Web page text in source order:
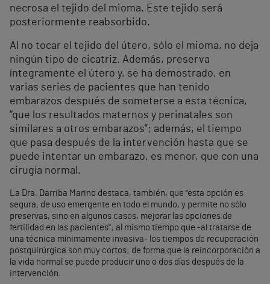
necrosa el tejido del mioma. Este tejido será
posteriormente reabsorbido.
Al no tocar el tejido del útero, sólo el mioma, no deja
ningún tipo de cicatriz. Además, preserva
íntegramente el útero y, se ha demostrado, en
varias series de pacientes que han tenido
embarazos después de someterse a esta técnica,
“que los resultados maternos y perinatales son
similares a otros embarazos”; además, el tiempo
que pasa después de la intervención hasta que se
puede intentar un embarazo, es menor, que con una
cirugía normal.
La Dra. Darriba Marino destaca, también, que "esta opción es
segura, de uso emergente en todo el mundo, y permite no sólo
preservas, sino en algunos casos, mejorar las opciones de
fertilidad en las pacientes"; al mismo tiempo que -al tratarse de
una técnica mínimamente invasiva- los tiempos de recuperación
postquirúrgica son muy cortos; de forma que la reincorporación a
la vida normal se puede producir uno o dos días después de la
intervención.